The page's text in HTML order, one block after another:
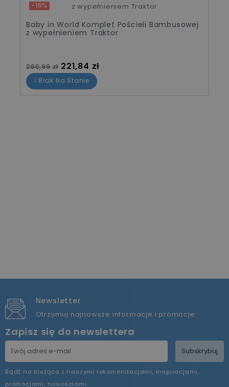
-15%
Baby in World Komplet Pościeli Bambusowej
z wypełnieniem Traktor
Cena standardowa
260,99 zł Cena
221,84 zł
Brak Na Stanie
Newsletter
Otrzymuj najnowsze informacje i promocje
Zapisz się do newslettera
Subskrybuj
Bądź na bieżąco z naszymi rekomendacjami, inspiracjami,
promocjami, nowościami.